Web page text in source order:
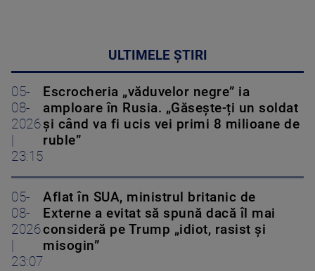
ULTIMELE ȘTIRI
05-
08-
2026
23:15
Escrocheria „văduvelor negre” ia
amploare în Rusia. „Găsește-ți un soldat
și când va fi ucis vei primi 8 milioane de
ruble”
05-
08-
2026
23:07
Aflat în SUA, ministrul britanic de
Externe a evitat să spună dacă îl mai
consideră pe Trump „idiot, rasist și
misogin”